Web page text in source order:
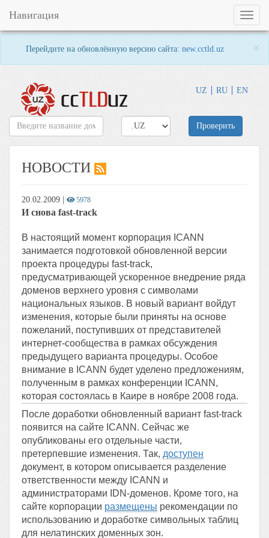
Перейдите на обновлённую версию сайта: new.cctld.uz ×
UZ RU EN
Toggle
Навигация
Проверить
НОВОСТИ
20.02.2009 5978
И снова fast-track
В настоящий момент корпорация ICANN
занимается подготовкой обновленной версии
проекта процедуры fast-track,
предусматривающей ускоренное внедрение ряда
доменов верхнего уровня с символами
национальных языков. В новый вариант войдут
изменения, которые были приняты на основе
пожеланий, поступивших от представителей
интернет-сообщества в рамках обсуждения
предыдущего варианта процедуры. Особое
внимание в ICANN будет уделено предложениям,
полученным в рамках конференции ICANN,
которая состоялась в Каире в ноябре 2008 года.
После доработки обновленный вариант fast-track
появится на сайте ICANN. Сейчас же
опубликованы его отдельные части,
претерпевшие изменения. Так, доступен
документ, в котором описывается разделение
ответственности между ICANN и
администраторами IDN-доменов. Кроме того, на
сайте корпорации размещены рекомендации по
использованию и доработке символьных таблиц
для нелатинских доменных зон.